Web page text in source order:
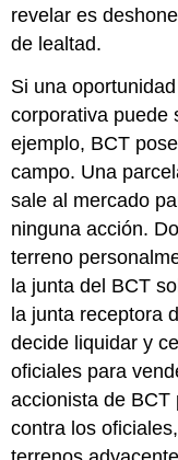
revelar es
de lealtad.
Si una
corporativa puede
ejemplo, BCT
campo. Una
sale al mercado
ninguna acción.
terreno
la junta del BCT
la junta receptora
decide liquidar y
oficiales para
accionista de BCT
contra los